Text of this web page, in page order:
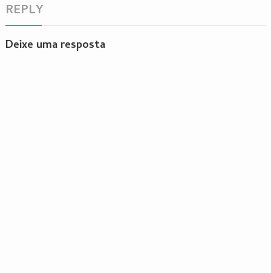
REPLY
Deixe uma resposta